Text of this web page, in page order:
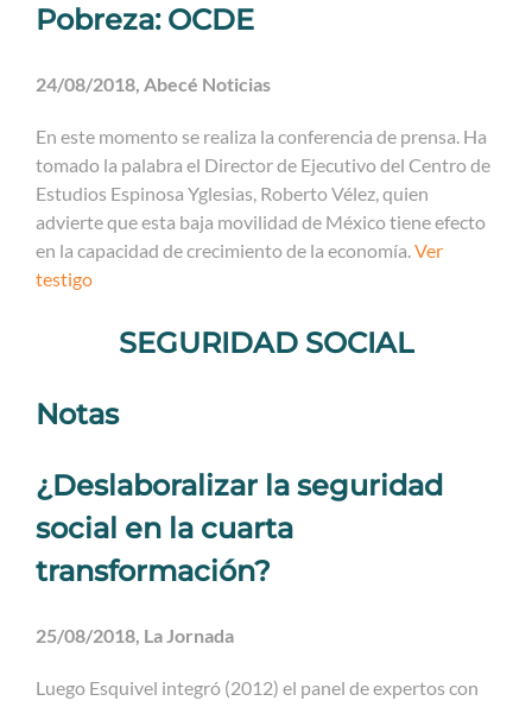
Pobreza: OCDE
24/08/2018, Abecé Noticias
En este momento se realiza la conferencia de prensa. Ha
tomado la palabra el Director de Ejecutivo del Centro de
Estudios Espinosa Yglesias, Roberto Vélez, quien
advierte que esta baja movilidad de México tiene efecto
en la capacidad de crecimiento de la economía.Ver
testigo
SEGURIDAD SOCIAL
Notas
¿Deslaboralizar la seguridad
social en la cuarta
transformación?
25/08/2018, La Jornada
Luego Esquivel integró (2012) el panel de expertos con